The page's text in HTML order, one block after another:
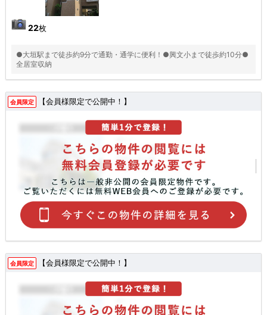
22枚
●大垣駅まで徒歩約9分で通勤・通学に便利！●興文小まで徒歩約10分●
全居室収納
会員限定 【会員様限定で公開中！】
会員限定 【会員様限定で公開中！】